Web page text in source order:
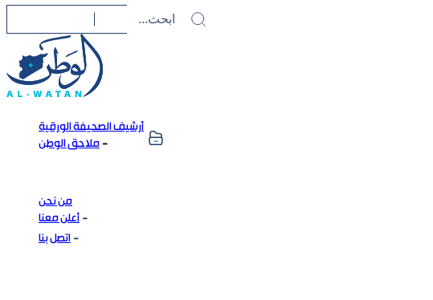
أرشيف الصحيفة الورقية
ملاحق الوطن
من نحن
أعلن معنا
اتصل بنا